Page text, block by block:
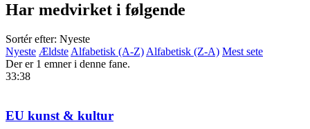
Har medvirket i følgende
Sortér efter: Nyeste
Nyeste Ældste Alfabetisk (A-Z) Alfabetisk (Z-A) Mest sete
Der er 1 emner i denne fane.
33:38
EU kunst & kultur